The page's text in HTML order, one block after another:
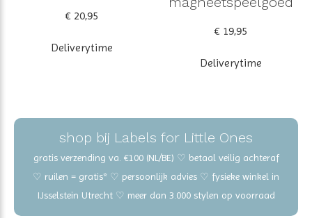
€ 20,95
Deliverytime
€ 19,95
Deliverytime
shop bij Labels for Little Ones
gratis verzending va. €100 (NL/BE) ♡ betaal veilig achteraf
♡ ruilen = gratis* ♡ persoonlijk advies ♡ fysieke winkel in
IJsselstein Utrecht ♡ meer dan 3.000 stylen op voorraad